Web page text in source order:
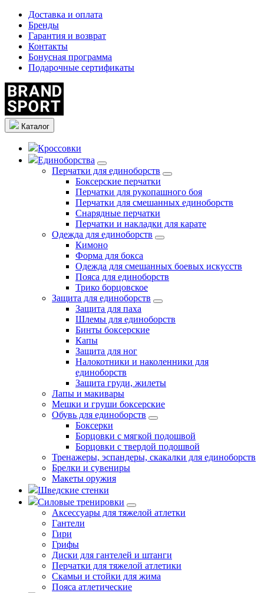
Доставка и оплата
Бренды
Гарантия и возврат
Контакты
Бонусная программа
Подарочные сертификаты
Каталог
Кроссовки
Единоборства
Перчатки для единоборств
Боксерские перчатки
Перчатки для рукопашного боя
Перчатки для смешанных единоборств
Снарядные перчатки
Перчатки и накладки для карате
Одежда для единоборств
Кимоно
Форма для бокса
Одежда для смешанных боевых искусств
Пояса для единоборств
Трико борцовское
Защита для единоборств
Защита для паха
Шлемы для единоборств
Бинты боксерские
Капы
Защита для ног
Налокотники и наколенники для
единоборств
Защита груди, жилеты
Лапы и макивары
Мешки и груши боксерские
Обувь для единоборств
Боксерки
Борцовки с мягкой подошвой
Борцовки с твердой подошвой
Тренажеры, эспандеры, скакалки для единоборств
Брелки и сувениры
Макеты оружия
Шведские стенки
Силовые тренировки
Аксессуары для тяжелой атлетки
Гантели
Гири
Грифы
Диски для гантелей и штанги
Перчатки для тяжелой атлетики
Скамьи и стойки для жима
Пояса атлетические